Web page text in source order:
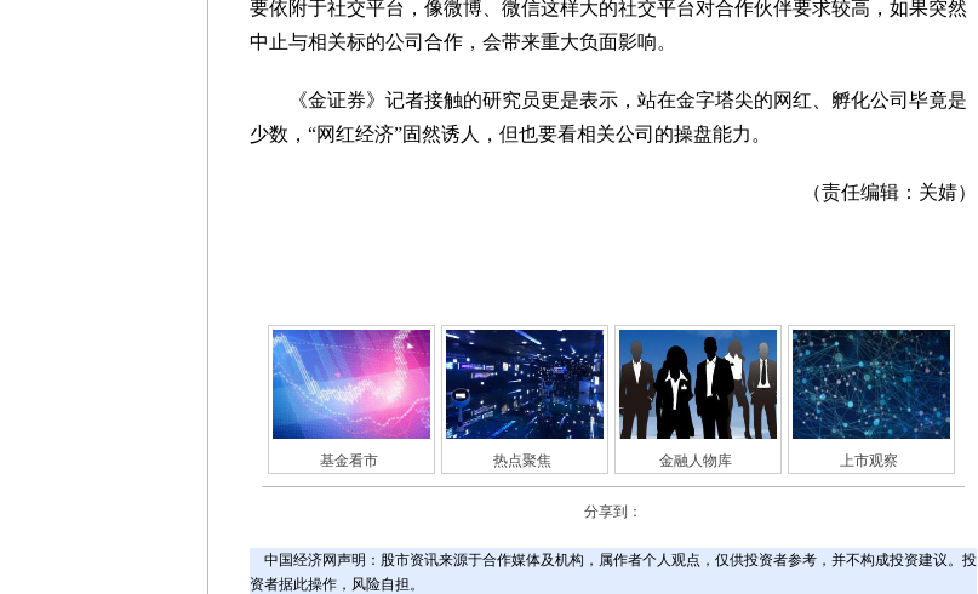
要依附于社交平台，像微博、微信这样大的社交平台对合作伙伴要求较高，如果突然
中止与相关标的公司合作，会带来重大负面影响。
《金证券》记者接触的研究员更是表示，站在金字塔尖的网红、孵化公司毕竟是
少数，“网红经济”固然诱人，但也要看相关公司的操盘能力。
（责任编辑：关婧）
基金看市 热点聚焦 金融人物库 上市观察
分享到：
中国经济网声明：股市资讯来源于合作媒体及机构，属作者个人观点，仅供投资者参考，并不构成投资建议。投
资者据此操作，风险自担。